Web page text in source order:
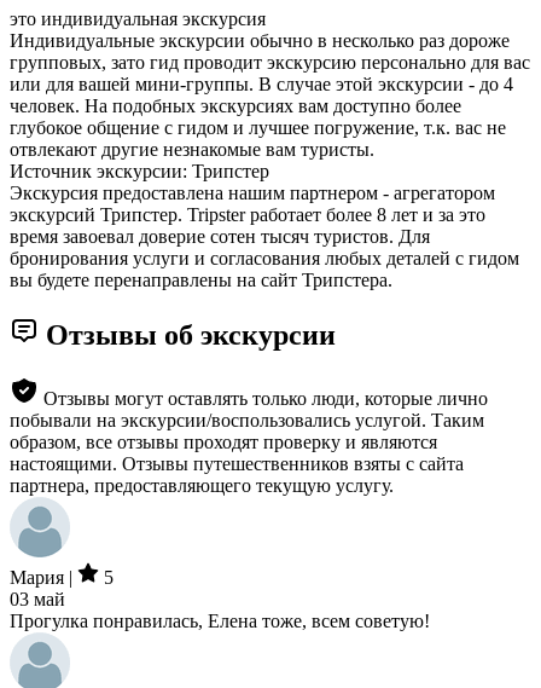
это индивидуальная экскурсия
Индивидуальные экскурсии обычно в несколько раз дороже
групповых, зато гид проводит экскурсию персонально для вас
или для вашей мини-группы. В случае этой экскурсии - до 4
человек. На подобных экскурсиях вам доступно более
глубокое общение с гидом и лучшее погружение, т.к. вас не
отвлекают другие незнакомые вам туристы.
Источник экскурсии: Трипстер
Экскурсия предоставлена нашим партнером - агрегатором
экскурсий Трипстер. Tripster работает более 8 лет и за это
время завоевал доверие сотен тысяч туристов. Для
бронирования услуги и согласования любых деталей с гидом
вы будете перенаправлены на сайт Трипстера.
Отзывы об экскурсии
Отзывы могут оставлять только люди, которые лично
побывали на экскурсии/воспользовались услугой. Таким
образом, все отзывы проходят проверку и являются
настоящими. Отзывы путешественников взяты с сайта
партнера, предоставляющего текущую услугу.
Мария |
5
03 май
Прогулка понравилась, Елена тоже, всем советую!